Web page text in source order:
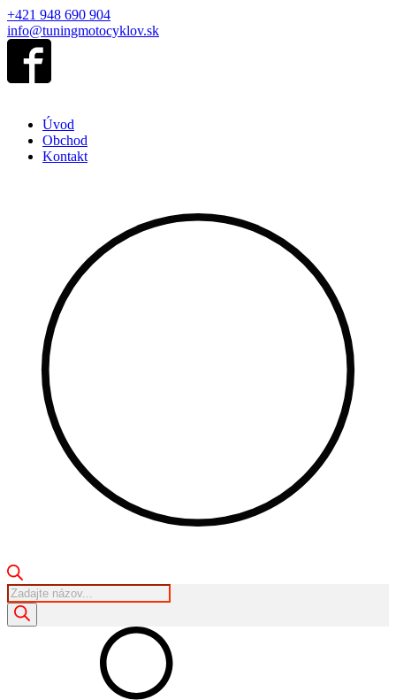
+421 948 690 904
info@tuningmotocyklov.sk
Úvod
Obchod
Kontakt
Products
search